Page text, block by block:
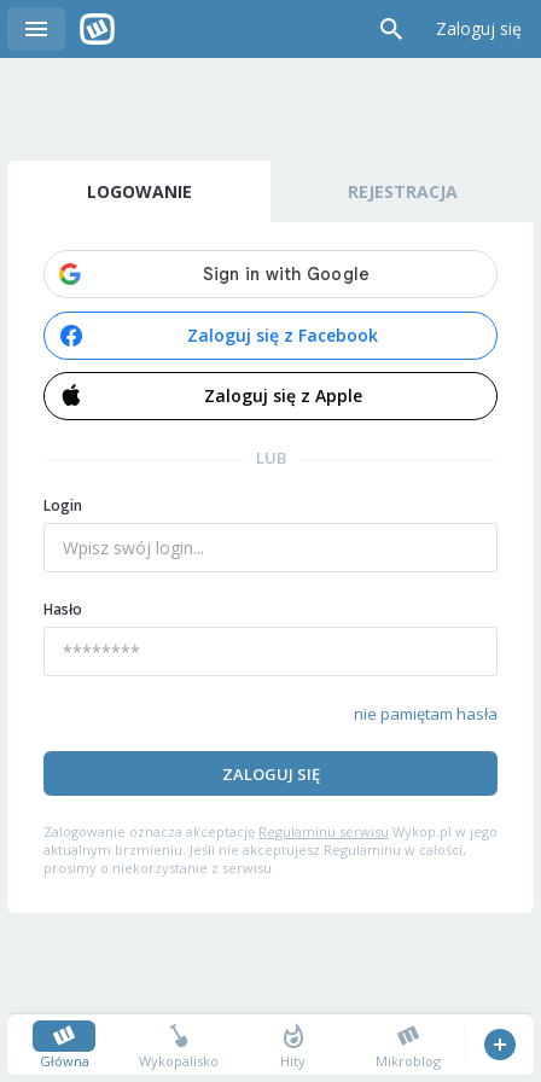
Zaloguj się
LOGOWANIE REJESTRACJA
Zaloguj się z Facebook
Zaloguj się z Apple
LUB
Login
Hasło
nie pamiętam hasła
ZALOGUJ SIĘ
Zalogowanie oznacza akceptację Regulaminu serwisu Wykop.pl w jego
aktualnym brzmieniu. Jeśli nie akceptujesz Regulaminu w całości,
prosimy o niekorzystanie z serwisu.
Główna Wykopalisko Hity Mikroblog